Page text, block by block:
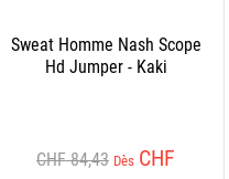
Sweat Homme Nash Scope
Hd Jumper - Kaki
CHF 84,43 Dès CHF